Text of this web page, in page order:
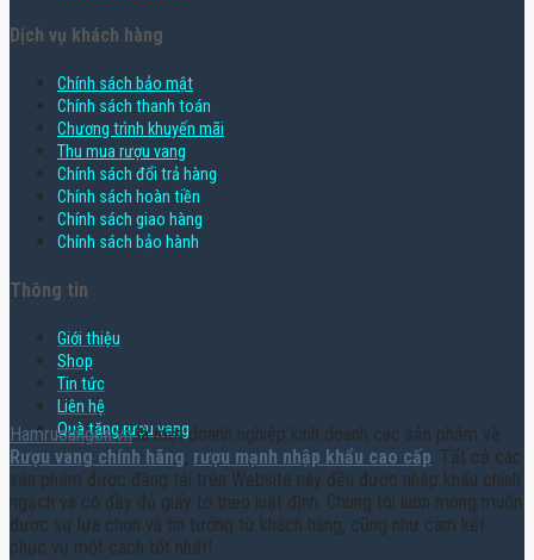
Dịch vụ khách hàng
Chính sách bảo mật
Chính sách thanh toán
Chương trình khuyến mãi
Thu mua rượu vang
Chính sách đổi trả hàng
Chính sách hoàn tiền
Chính sách giao hàng
Chính sách bảo hành
Thông tin
Giới thiệu
Shop
Tin tức
Liên hệ
Quà tặng rượu vang
Hamruoungon.vnlà một doanh nghiệp kinh doanh các sản phẩm về
Rượu vang chính hãng, rượu mạnh nhập khẩu cao cấp. Tất cả các
sản phẩm được đăng tải trên Website này đều được nhập khẩu chính
ngạch và có đầy đủ giấy tờ theo luật định. Chúng tôi luôn mong muốn
được sự lựa chọn và tin tưởng từ khách hàng, cũng như cam kết
phục vụ một cách tốt nhất!